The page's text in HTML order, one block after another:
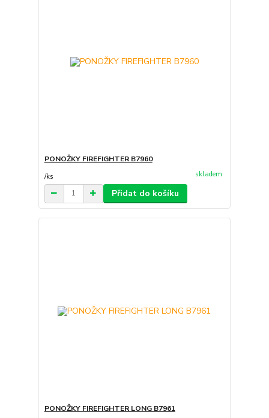
PONOŽKY FIREFIGHTER B7960
/ks skladem
Přidat do košíku
PONOŽKY FIREFIGHTER LONG B7961